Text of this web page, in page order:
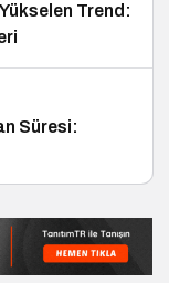
Trend:
Süresi: